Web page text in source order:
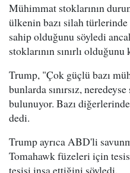
Mühimmat stoklarının
ülkenin bazı silah türlerinde
sahip olduğunu söyledi
stoklarının sınırlı
Trump, "Çok güçlü bazı
bunlarda sınırsız,
bulunuyor. Bazı
dedi.
Trump ayrıca ABD'li
Tomahawk füzeleri için